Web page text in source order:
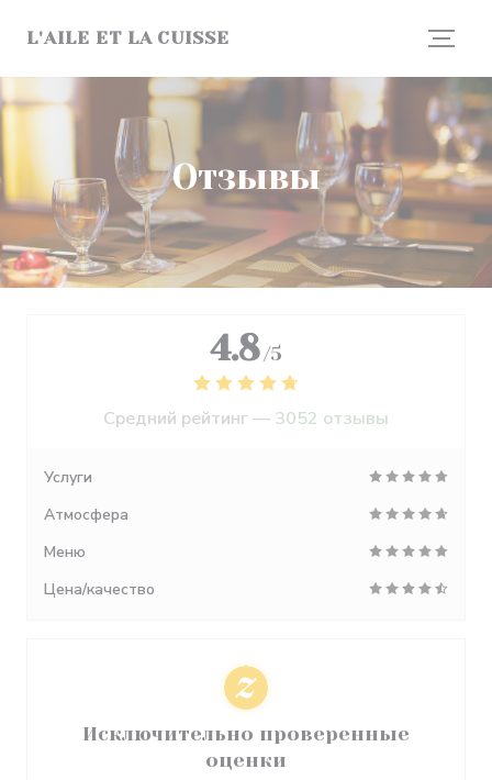
L'AILE ET LA CUISSE
Отзывы
4.8 /5
Средний рейтинг — 3052 отзывы
Услуги
Атмосфера
Меню
Цена/качество
Исключительно проверенные
оценки